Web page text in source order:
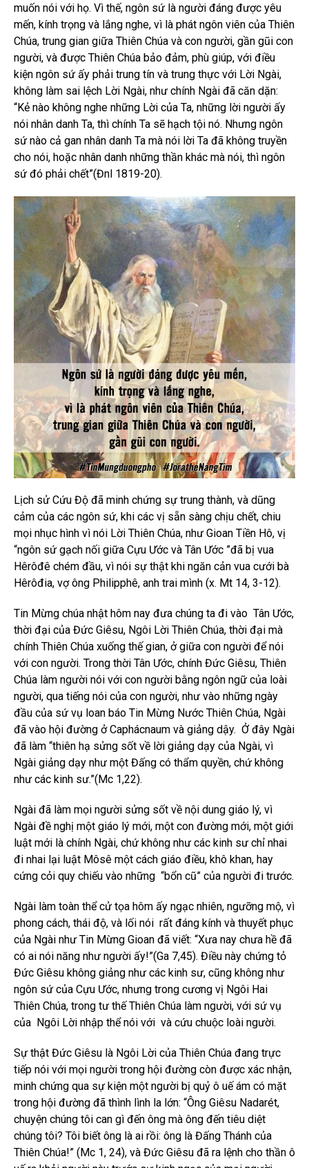
muốn nói với họ. Vì thế, ngôn sứ là người đáng được yêu
mến, kính trọng và lắng nghe, vì là phát ngôn viên của Thiên
Chúa, trung gian giữa Thiên Chúa và con người, gần gũi con
người, và được Thiên Chúa bảo đảm, phù giúp, với điều
kiện ngôn sứ ấy phải trung tín và trung thực với Lời Ngài,
không làm sai lệch Lời Ngài, như chính Ngài đã căn dặn:
“Kẻ nào không nghe những Lời của Ta, những lời người ấy
nói nhân danh Ta, thì chính Ta sẽ hạch tội nó. Nhưng ngôn
sứ nào cả gan nhân danh Ta mà nói lời Ta đã không truyền
cho nói, hoặc nhân danh những thần khác mà nói, thì ngôn
sứ đó phải chết”(Đnl 1819-20).
Lịch sử Cứu Độ đã minh chứng sự trung thành, và dũng
cảm của các ngôn sứ, khi các vị sẵn sàng chịu chết, chiu
mọi nhục hình vì nói Lời Thiên Chúa, như Gioan Tiền Hô, vị
“ngôn sứ gạch nối giữa Cựu Ước và Tân Ước ”đã bị vua
Hêrôđê chém đầu, vì nói sự thật khi ngăn cản vua cưới bà
Hêrôđia, vợ ông Philipphê, anh trai mình (x. Mt 14, 3-12).
Tin Mừng chúa nhật hôm nay đưa chúng ta đi vào Tân Ước,
thời đại của Đức Giêsu, Ngôi Lời Thiên Chúa, thời đại mà
chính Thiên Chúa xuống thế gian, ở giữa con người để nói
với con người. Trong thời Tân Ước, chính Đức Giêsu, Thiên
Chúa làm người nói với con người bằng ngôn ngữ của loài
người, qua tiếng nói của con người, như vào những ngày
đầu của sứ vụ loan báo Tin Mừng Nước Thiên Chúa, Ngài
đã vào hội đường ở Caphácnaum và giảng dậy. Ở đây Ngài
đã làm “thiên hạ sửng sốt về lời giảng dạy của Ngài, vì
Ngài giảng dạy như một Đấng có thẩm quyền, chứ không
như các kinh sư.”(Mc 1,22).
Ngài đã làm mọi người sửng sốt về nội dung giáo lý, vì
Ngài đề nghị một giáo lý mới, một con đường mới, một giới
luật mới là chính Ngài, chứ không như các kinh sư chỉ nhai
đi nhai lại luật Môsê một cách giáo điều, khô khan, hay
cứng cỏi quy chiếu vào những “bổn cũ” của người đi trước.
Ngài làm toàn thể cử tọa hôm ấy ngạc nhiên, ngưỡng mộ, vì
phong cách, thái độ, và lối nói rất đáng kính và thuyết phục
của Ngài như Tin Mừng Gioan đã viết: “Xưa nay chưa hề đã
có ai nói năng như người ấy!”(Ga 7,45). Điều này chứng tỏ
Đức Giêsu không giảng như các kinh sư, cũng không như
ngôn sứ của Cựu Ước, nhưng trong cương vị Ngôi Hai
Thiên Chúa, trong tư thế Thiên Chúa làm người, với sứ vụ
của Ngôi Lời nhập thể nói với và cứu chuộc loài người.
Sự thật Đức Giêsu là Ngôi Lời của Thiên Chúa đang trực
tiếp nói với mọi người trong hội đường còn được xác nhận,
minh chứng qua sự kiện một người bị quỷ ô uế ám có mặt
trong hội đường đã thình lình la lớn: “Ông Giêsu Nadarét,
chuyện chúng tôi can gì đến ông mà ông đến tiêu diệt
chúng tôi? Tôi biết ông là ai rồi: ông là Đấng Thánh của
Thiên Chúa!” (Mc 1, 24), và Đức Giêsu đã ra lệnh cho thần ô